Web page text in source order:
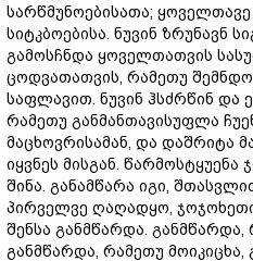
სარწმუნოებისათა;
სიტკბოებისა. ნუვინ ზრუნავნ
გამოსჩნდა ყოველთათვის
ცოდვათათვის, რამეთუ
საფლავით. ნუვინ ჰსძრწინ და
რამეთუ განმანთავისუფლა
მაცხოვრისამან, და დაშრიტა
იყვნეს მისგან.
შინა. განამწარა იგი,
პირველვე ღაღადყო, ჯოჯოხეთი
შენსა განმწარდა. განმწარდა,
განმწარდა, რამეთუ